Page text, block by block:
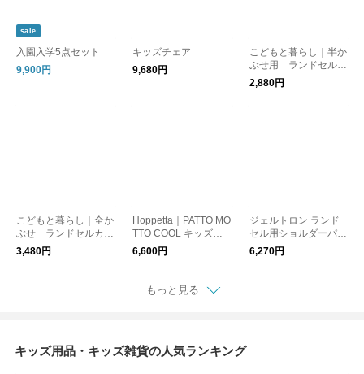
sale
入園入学5点セット
9,900円
キッズチェア
9,680円
こどもと暮らし｜半か
ぶせ用 ランドセルカ
バー ナンバー 【お
好きな文字入れ可能】
2,880円
こどもと暮らし｜全か
ぶせ ランドセルカバ
ー kimochiシリーズ
【お好きな文字入れ可
3,480円
Hoppetta｜PATTO MO
TTO COOL キッズス
リーパー メッシュ付
6,600円
ジェルトロン ランド
セル用ショルダーパッ
ド 1セット
6,270円
もっと見る
キッズ用品・キッズ雑貨の人気ランキング